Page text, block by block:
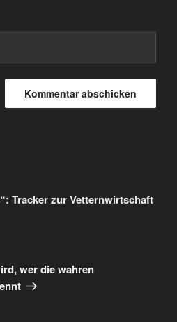
Tracker zur Vetternwirtschaft
wer die wahren